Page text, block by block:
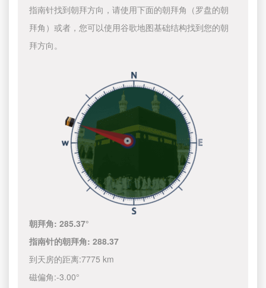
指南针找到朝拜方向，请使用下面的朝拜角（罗盘的朝
拜角）或者，您可以使用谷歌地图基础结构找到您的朝
拜方向。
朝拜角:285.37°
指南针的朝拜角:288.37
到天房的距离:7775 km
磁偏角:-3.00°